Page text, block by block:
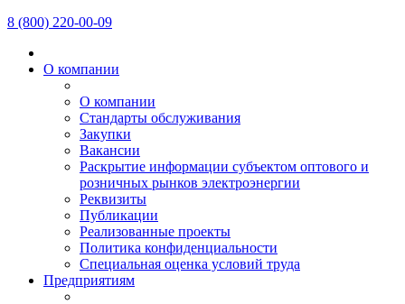
8 (800) 220-00-09
О компании
О компании
Стандарты обслуживания
Закупки
Вакансии
Раскрытие информации субъектом оптового и
розничных рынков электроэнергии
Реквизиты
Публикации
Реализованные проекты
Политика конфиденциальности
Специальная оценка условий труда
Предприятиям